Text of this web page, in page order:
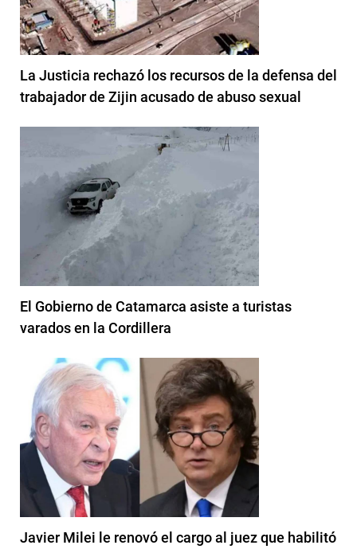
La Justicia rechazó los recursos de la defensa del
trabajador de Zijin acusado de abuso sexual
El Gobierno de Catamarca asiste a turistas
varados en la Cordillera
Javier Milei le renovó el cargo al juez que habilitó